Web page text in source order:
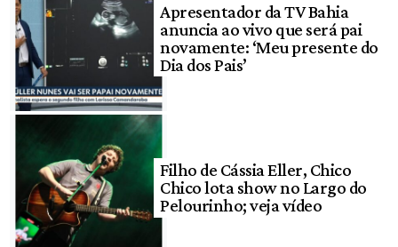
Apresentador da TV Bahia
anuncia ao vivo que será pai
novamente: ‘Meu presente do
Dia dos Pais’
Filho de Cássia Eller, Chico
Chico lota show no Largo do
Pelourinho; veja vídeo